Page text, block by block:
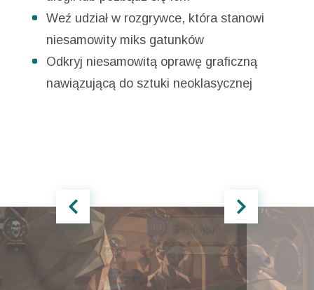
Weź udział w rozgrywce, która stanowi
niesamowity miks gatunków
Odkryj niesamowitą oprawę graficzną
nawiązującą do sztuki neoklasycznej